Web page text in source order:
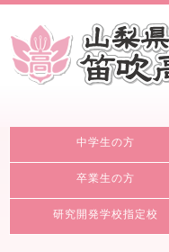
中学生の方
卒業生の方
研究開発学校指定校